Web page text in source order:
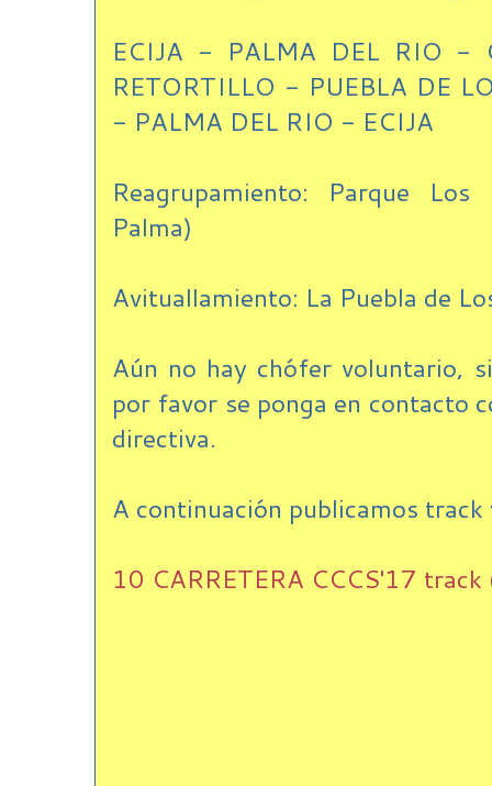
ECIJA - PALMA DEL RIO -
RETORTILLO - PUEBLA DE
- PALMA DEL RIO - ECIJA
Reagrupamiento: Parque
Palma)
Avituallamiento: La Puebla de
Aún no hay chófer voluntario,
por favor se ponga en contacto
directiva.
A continuación publicamos track
10 CARRETERA CCCS'17 track